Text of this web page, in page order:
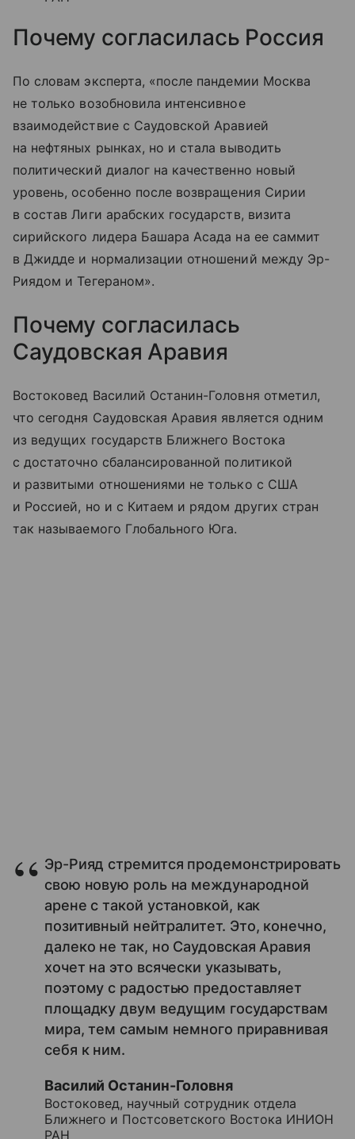
Почему согласилась Россия
По словам эксперта, «после пандемии Москва
не только возобновила интенсивное
взаимодействие с Саудовской Аравией
на нефтяных рынках, но и стала выводить
политический диалог на качественно новый
уровень, особенно после возвращения Сирии
в состав Лиги арабских государств, визита
сирийского лидера Башара Асада на ее саммит
в Джидде и нормализации отношений между Эр-
Риядом и Тегераном».
Почему согласилась
Саудовская Аравия
Востоковед Василий Останин-Головня отметил,
что сегодня Саудовская Аравия является одним
из ведущих государств Ближнего Востока
с достаточно сбалансированной политикой
и развитыми отношениями не только с США
и Россией, но и с Китаем и рядом других стран
так называемого Глобального Юга.
Эр-Рияд стремится продемонстрировать
свою новую роль на международной
арене с такой установкой, как
позитивный нейтралитет. Это, конечно,
далеко не так, но Саудовская Аравия
хочет на это всячески указывать,
поэтому с радостью предоставляет
площадку двум ведущим государствам
мира, тем самым немного приравнивая
себя к ним.
Василий Останин-Головня
Востоковед, научный сотрудник отдела
Ближнего и Постсоветского Востока ИНИОН
РАН